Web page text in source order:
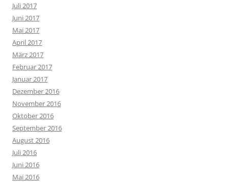
Juli 2017
Juni 2017
Mai 2017
April 2017
März 2017
Februar 2017
Januar 2017
Dezember 2016
November 2016
Oktober 2016
September 2016
August 2016
Juli 2016
Juni 2016
Mai 2016